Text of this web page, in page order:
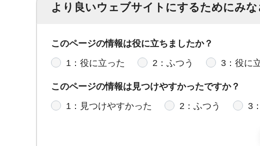
より良いウェブサイトにするためにみ
このページの情報は役に立ちましたか？
1：役に立った
2：ふつう 3：役に
このページの情報は見つけやすかったですか？
1：見つけやすかった
2：ふつう 3